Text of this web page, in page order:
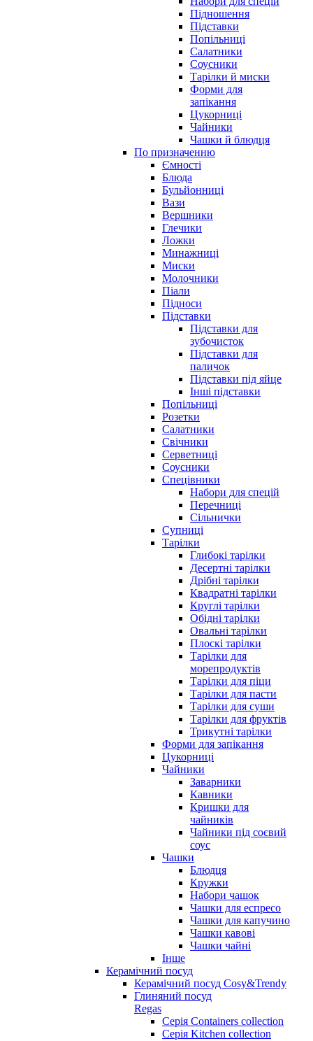
Підношення
Підставки
Попільниці
Салатники
Соусники
Тарілки й миски
Форми для
запікання
Цукорниці
Чайники
Чашки й блюдця
По призначенню
Ємності
Блюда
Бульйонниці
Вази
Вершники
Глечики
Ложки
Минажниці
Миски
Молочники
Піали
Підноси
Підставки
Підставки для
зубочисток
Підставки для
паличок
Підставки під яйце
Інші підставки
Попільниці
Розетки
Салатники
Свічники
Серветниці
Соусники
Спецівники
Набори для спецій
Перечниці
Сільнички
Супниці
Тарілки
Глибокі тарілки
Десертні тарілки
Дрібні тарілки
Квадратні тарілки
Круглі тарілки
Обідні тарілки
Овальні тарілки
Плоскі тарілки
Тарілки для
морепродуктів
Тарілки для піци
Тарілки для пасти
Тарілки для суши
Тарілки для фруктів
Трикутні тарілки
Форми для запікання
Цукорниці
Чайники
Заварники
Кавники
Кришки для
чайників
Чайники під соєвий
соус
Чашки
Блюдця
Кружки
Набори чашок
Чашки для еспресо
Чашки для капучино
Чашки кавові
Чашки чайні
Інше
Керамічний посуд
Керамічний посуд Cosy&Trendy
Глиняний посуд
Regas
Серія Containers collection
Серія Kitchen collection